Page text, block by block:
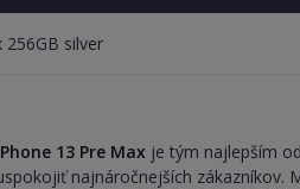
256GB silver
13 Pre Max je tým najlepším
najnáročnejších zákazníkov.